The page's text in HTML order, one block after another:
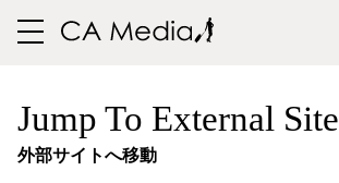
toggle
Jump To External Site
外部サイトへ移動